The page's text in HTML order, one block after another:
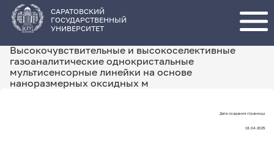
основному
содержанию
САРАТОВСКИЙ
ГОСУДАРСТВЕННЫЙ
УНИВЕРСИТЕТ
Высокочувствительные и высокоселективные
газоаналитические однокристальные
мультисенсорные линейки на основе
наноразмерных оксидных м
Дата создания страницы
18.04.2025